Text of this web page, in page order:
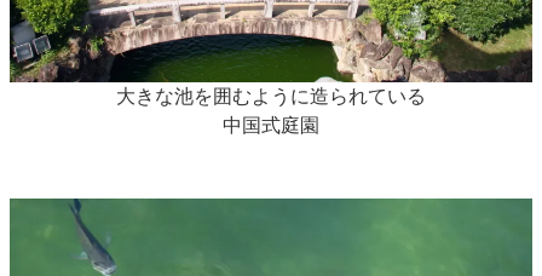
大きな池を囲むように造られている
中国式庭園